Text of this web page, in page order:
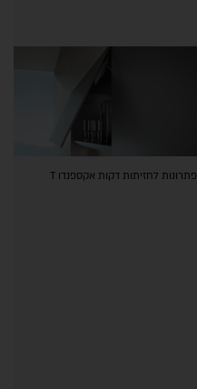
פתרונות לחזיתות דקות אקספנדו T